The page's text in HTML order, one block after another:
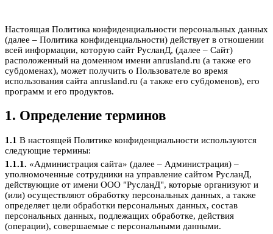
Настоящая Политика конфиденциальности персональных данных
(далее – Политика конфиденциальности) действует в отношении
всей информации, которую сайт РусланД, (далее – Сайт)
расположенный на доменном имени anrusland.ru (а также его
субдоменах), может получить о Пользователе во время
использования сайта anrusland.ru (а также его субдоменов), его
программ и его продуктов.
1. Определение терминов
1.1 В настоящей Политике конфиденциальности используются
следующие термины:
1.1.1. «Администрация сайта» (далее – Администрация) –
уполномоченные сотрудники на управление сайтом РусланД,
действующие от имени ООО "РусланД", которые организуют и
(или) осуществляют обработку персональных данных, а также
определяет цели обработки персональных данных, состав
персональных данных, подлежащих обработке, действия
(операции), совершаемые с персональными данными.